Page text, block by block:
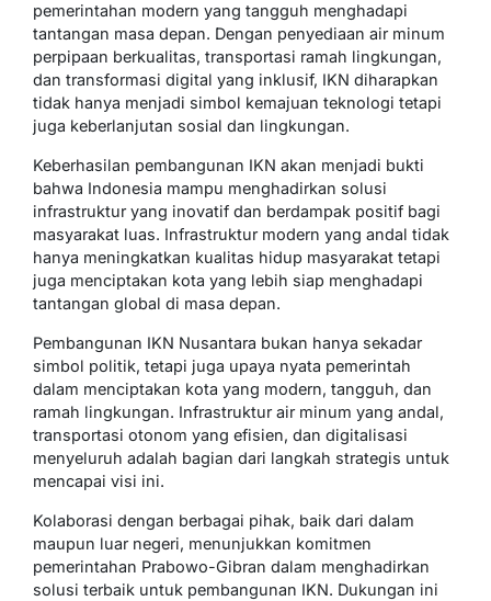
pemerintahan modern yang tangguh menghadapi
tantangan masa depan. Dengan penyediaan air minum
perpipaan berkualitas, transportasi ramah lingkungan,
dan transformasi digital yang inklusif, IKN diharapkan
tidak hanya menjadi simbol kemajuan teknologi tetapi
juga keberlanjutan sosial dan lingkungan.
Keberhasilan pembangunan IKN akan menjadi bukti
bahwa Indonesia mampu menghadirkan solusi
infrastruktur yang inovatif dan berdampak positif bagi
masyarakat luas. Infrastruktur modern yang andal tidak
hanya meningkatkan kualitas hidup masyarakat tetapi
juga menciptakan kota yang lebih siap menghadapi
tantangan global di masa depan.
Pembangunan IKN Nusantara bukan hanya sekadar
simbol politik, tetapi juga upaya nyata pemerintah
dalam menciptakan kota yang modern, tangguh, dan
ramah lingkungan. Infrastruktur air minum yang andal,
transportasi otonom yang efisien, dan digitalisasi
menyeluruh adalah bagian dari langkah strategis untuk
mencapai visi ini.
Kolaborasi dengan berbagai pihak, baik dari dalam
maupun luar negeri, menunjukkan komitmen
pemerintahan Prabowo-Gibran dalam menghadirkan
solusi terbaik untuk pembangunan IKN. Dukungan ini